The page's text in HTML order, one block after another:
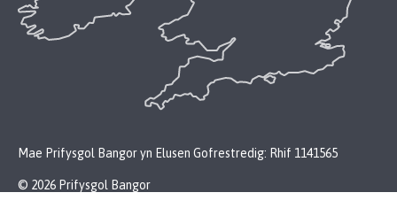
Mae Prifysgol Bangor yn Elusen Gofrestredig: Rhif 1141565
© 2026 Prifysgol Bangor